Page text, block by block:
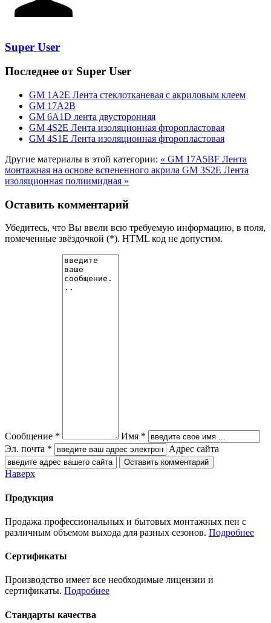
Super User
Последнее от Super User
GM 1А2Е Лента стеклотканевая с акриловым клеем
GM 17А2В
GM 6A1D лента двусторонняя
GM 4S2E Лента изоляционная фторопластовая
GM 4S1E Лента изоляционная фторопластовая
Другие материалы в этой категории: « GM 17A5BF Лента
монтажная на основе вспененного акрила GM 3S2E Лента
изоляционная полиимидная »
Оставить комментарий
Убедитесь, что Вы ввели всю требуемую информацию, в поля,
помеченные звёздочкой (*). HTML код не допустим.
Сообщение *
Имя *
Эл. почта *
Адрес сайта
Наверх
Продукция
Продажа профессиональных и бытовых монтажных пен с
различным объемом выхода для разных сезонов. Подробнее
Сертификаты
Производство имеет все необходимые лицензии и
сертификаты. Подробнее
Стандарты качества